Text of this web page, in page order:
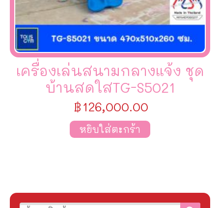
เครื่องเล่นสนามกลางแจ้ง ชุด
บ้านสดใสTG-S5021
฿126,000.00
หยิบใส่ตะกร้า